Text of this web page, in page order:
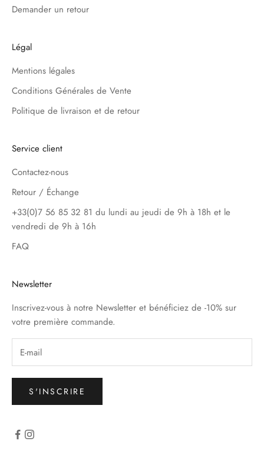
Demander un retour
Légal
Mentions légales
Conditions Générales de Vente
Politique de livraison et de retour
Service client
Contactez-nous
Retour / Échange
+33(0)7 56 85 32 81 du lundi au jeudi de 9h à 18h et le
vendredi de 9h à 16h
FAQ
Newsletter
Inscrivez-vous à notre Newsletter et bénéficiez de -10% sur
votre première commande.
S'INSCRIRE